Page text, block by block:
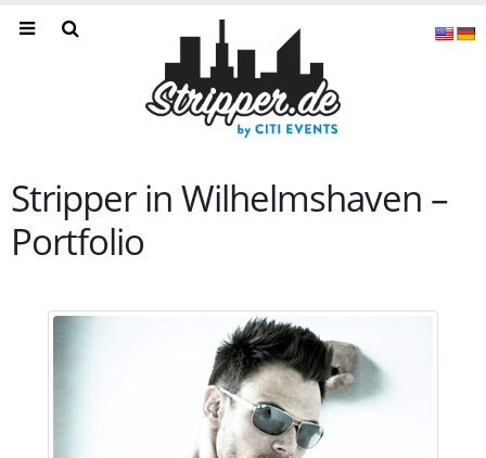
Stripper in Wilhelmshaven –
Portfolio